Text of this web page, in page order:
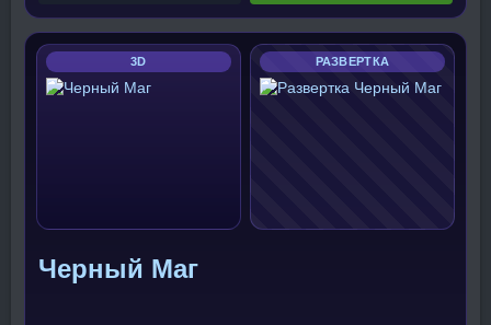
3D РАЗВЕРТКА
Черный Маг